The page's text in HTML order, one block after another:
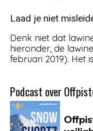
Laad je niet
Denk niet dat
hieronder, de
februari 2019). Het
Podcast over